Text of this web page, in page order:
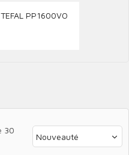
PP1600VO
30
Nouveauté